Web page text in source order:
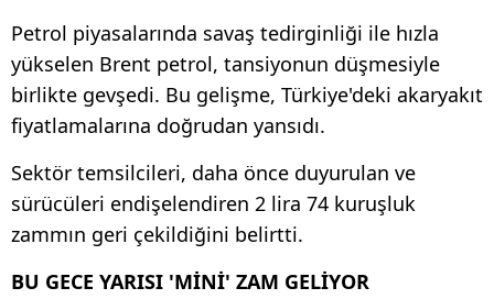
Petrol piyasalarında savaş tedirginliği ile hızla
yükselen Brent petrol, tansiyonun düşmesiyle
birlikte gevşedi. Bu gelişme, Türkiye'deki akaryakıt
fiyatlamalarına doğrudan yansıdı.
Sektör temsilcileri, daha önce duyurulan ve
sürücüleri endişelendiren 2 lira 74 kuruşluk
zammın geri çekildiğini belirtti.
BU GECE YARISI 'MİNİ' ZAM GELİYOR